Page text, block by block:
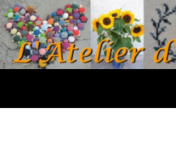
Aller
au
contenu